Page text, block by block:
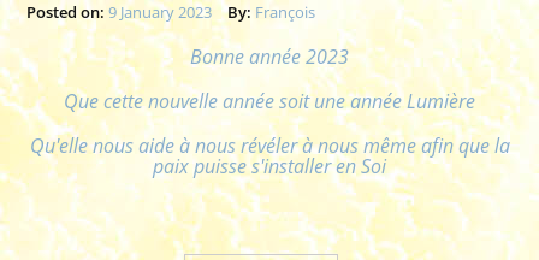
Posted on: 9 January 2023 By: François
Bonne année 2023
Que cette nouvelle année soit une année Lumière
Qu'elle nous aide à nous révéler à nous même afin que la
paix puisse s'installer en Soi